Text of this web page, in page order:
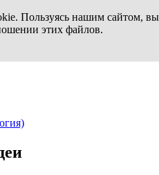
Пользуясь нашим сайтом, вы
этих файлов.